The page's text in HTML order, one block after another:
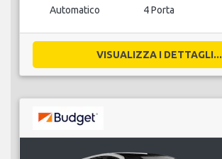
Automatico 4 Porta
VISUALIZZA I DETTAGLI...